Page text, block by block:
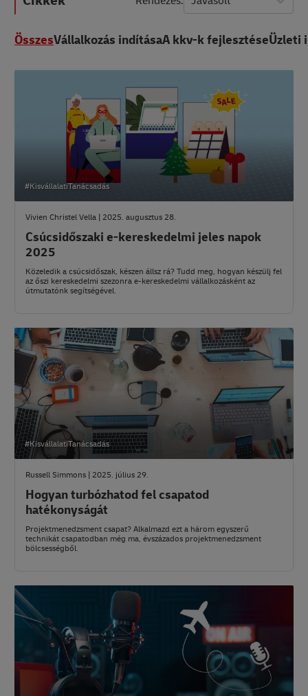
ÖsszesVállalkozás indításaA kkv-k fejlesztéseÜzleti
#KisvállalatiTanácsadás
Vivien Christel Vella | 2025. augusztus 28.
Csúcsidőszaki e-kereskedelmi jeles napok
2025
Közeledik a csúcsidőszak, készen állsz rá? Tudd meg, hogyan készülj fel
az őszi kereskedelmi szezonra e-kereskedelmi vállalkozásként az
útmutatónk segítségével.
#KisvállalatiTanácsadás
Russell Simmons | 2025. július 29.
Hogyan turbózhatod fel csapatod
hatékonyságát
Projektmenedzsment csapat? Alkalmazd ezt a három egyszerű
technikát csapatodban még ma, évszázados projektmenedzsment
bölcsességből.